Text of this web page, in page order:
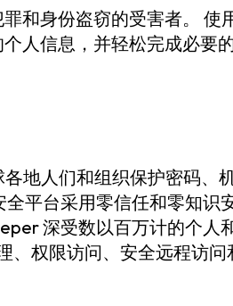
和身份盗窃的受害者。 使
人信息，并轻松完成必要的
地人们和组织保护密码、
平台采用零信任和零知识
深受数以百万计的个人
、权限访问、安全远程访